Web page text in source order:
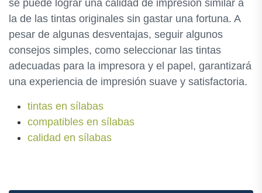
se puede lograr una calidad de impresión similar a
la de las tintas originales sin gastar una fortuna. A
pesar de algunas desventajas, seguir algunos
consejos simples, como seleccionar las tintas
adecuadas para la impresora y el papel, garantizará
una experiencia de impresión suave y satisfactoria.
tintas en sílabas
compatibles en sílabas
calidad en sílabas